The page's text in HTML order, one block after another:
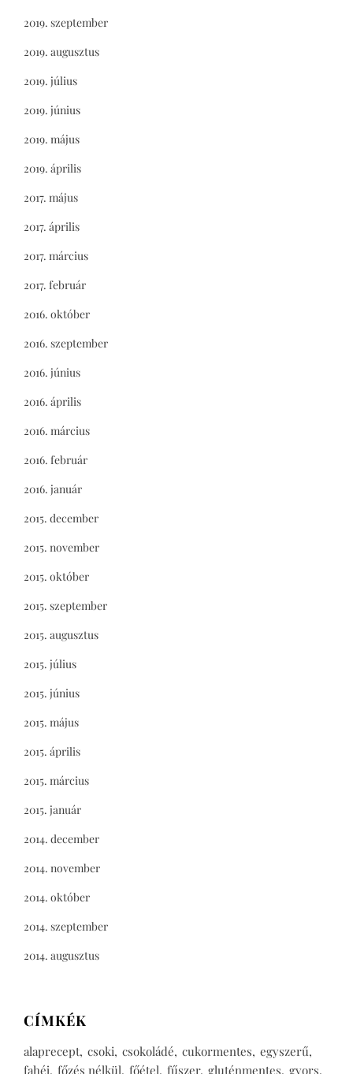
2019. szeptember
2019. augusztus
2019. július
2019. június
2019. május
2019. április
2017. május
2017. április
2017. március
2017. február
2016. október
2016. szeptember
2016. június
2016. április
2016. március
2016. február
2016. január
2015. december
2015. november
2015. október
2015. szeptember
2015. augusztus
2015. július
2015. június
2015. május
2015. április
2015. március
2015. január
2014. december
2014. november
2014. október
2014. szeptember
2014. augusztus
CÍMKÉK
alaprecept csoki csokoládé cukormentes egyszerű
fahéj főzés nélkül főétel fűszer gluténmentes gyors